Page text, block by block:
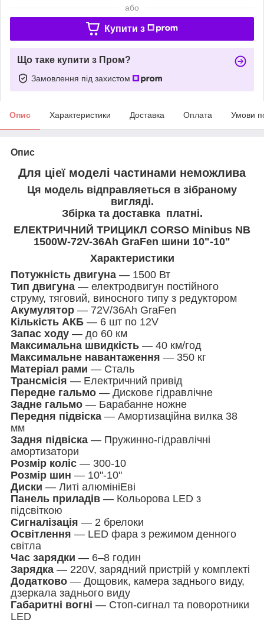
або
Купити з
Що таке купити з Пром?
Замовлення під захистом
Опис Характеристики Доставка Оплата Умови
Опис
Для ціеї моделі частинами неможлива
Ця модель відправляеться в зібраному
вигляді.
Збірка та доставка платні.
ЕЛЕКТРИЧНИЙ ТРИЦИКЛ CORSO Minibus NB
1500W-72V-36Ah GraFen шини 10"-10"
Характеристики
Потужність двигуна — 1500 Вт
Тип двигуна — електродвигун постійного
струму, тяговий, виносного типу з редуктором
Акумулятор — 72V/36Ah GraFen
Кількість АКБ — 6 шт по 12V
Запас ходу — до 60 км
Максимальна швидкість — 40 км/год
Максимальне навантаження — 350 кг
Матеріал рами — Сталь
Трансмісія — Електричний привід
Передне гальмо — Дискове гідравлічне
Задне гальмо — Барабанне ножне
Передня підвіска — Амортизаційна вилка 38
мм
Задня підвіска — Пружинно-гідравлічні
амортизатори
Розмір коліс — 300-10
Розмір шин — 10"-10"
Диски — Литі алюмініЕві
Панель приладів — Кольорова LED з
підсвіткою
Сигналізація — 2 брелоки
Освітлення — LED фара з режимом денного
світла
Час зарядки — 6–8 годин
Зарядка — 220V, зарядний пристрій у комплекті
Додатково — Дощовик, камера заднього виду,
дзеркала заднього виду
Габаритні вогні — Стоп-сигнал та поворотники
LED